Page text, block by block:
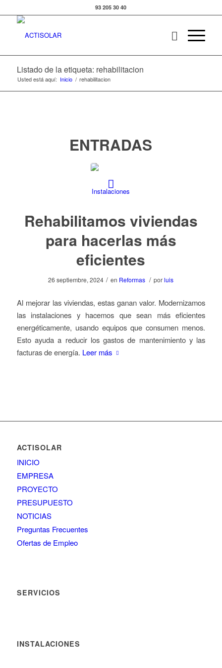
93 205 30 40
Listado de la etiqueta: rehabilitacion
Usted está aquí: Inicio / rehabilitacion
ENTRADAS
Rehabilitamos viviendas
para hacerlas más
eficientes
26 septiembre, 2024 / en Reformas / porluis
Al mejorar las viviendas, estas ganan valor. Modernizamos
las instalaciones y hacemos que sean más eficientes
energéticamente, usando equipos que consumen menos.
Esto ayuda a reducir los gastos de mantenimiento y las
facturas de energía. Leer más
ACTISOLAR
INICIO
EMPRESA
PROYECTO
PRESUPUESTO
NOTICIAS
Preguntas Frecuentes
Ofertas de Empleo
SERVICIOS
INSTALACIONES